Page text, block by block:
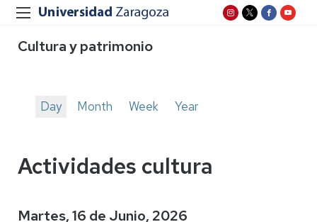
Cultura y patrimonio
principales
Day Month Week Year
Actividades cultura
Martes, 16 de Junio, 2026